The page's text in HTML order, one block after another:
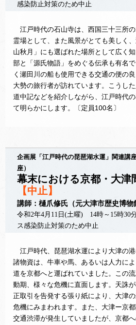
感染防止対策のため中止
江戸時代の石山寺は、西国三十三所
霊場として、また風景がとても美しく
山秋月」にも選ばれた場所として広く
部と「源氏物語」をめぐる伝承も有名
く瀬田川の船も使用できる交通の便の
大勢の旅行者が訪れています。こうし
道中記などを紹介しながら、江戸時代
て明らかにします。〔定員100名〕
企画展「江戸時代の琵琶湖水運」関連講
座）
幕末における京都・大津
【中止】
講師：樋爪修氏（元大津市歴史博物
令和2年4月11日(土曜) 14時～15時
ス感染防止対策のため中止
江戸時代、琵琶湖水運により大津の
諸物資は、牛車や馬、あるいは人力に
道を京都へと運ばれていました。この
動期、様々な危機に直面します。天誅
正取引を告発する張り紙により、大津
危機にみまわれます。また、大津ー京
交通渋滞が発生していましたが、京都